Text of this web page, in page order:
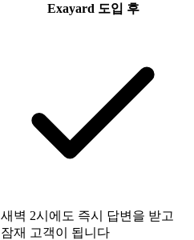
Exayard 도입 후
새벽 2시에도 즉시 답변을 받고
잠재 고객이 됩니다